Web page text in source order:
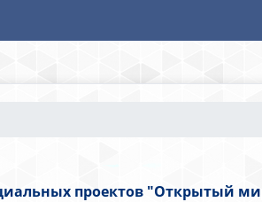
проектов "Открытый